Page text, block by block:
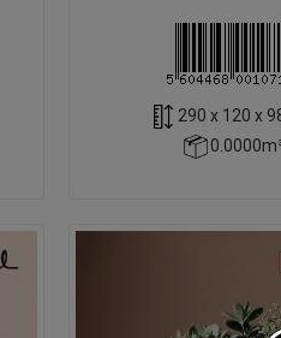
290 x 120 x 98